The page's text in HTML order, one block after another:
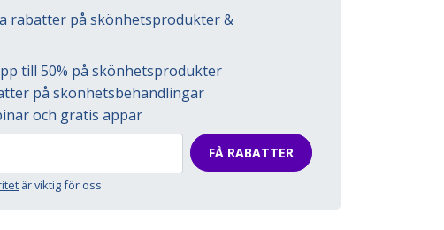
rabatter på skönhetsprodukter &
till 50% på skönhetsprodukter
på skönhetsbehandlingar
och gratis appar
FÅ RABATTER
är viktig för oss